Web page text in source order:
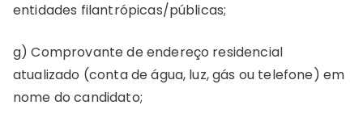
entidades filantrópicas/públicas;
g) Comprovante de endereço residencial
atualizado (conta de água, luz, gás ou telefone) em
nome do candidato;